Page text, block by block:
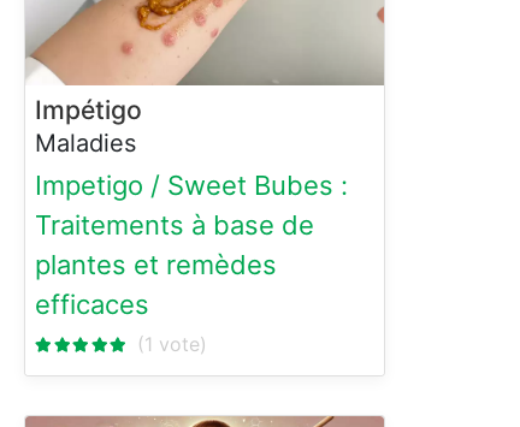
Impétigo
Maladies
Impetigo / Sweet Bubes :
Traitements à base de
plantes et remèdes
efficaces